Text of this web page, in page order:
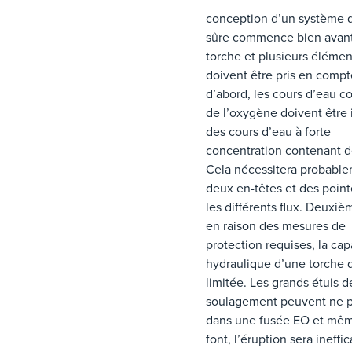
conception d’un système
sûre commence bien
torche et plusieurs
doivent être pris en
d’abord, les cours d’eau
de l’oxygène doivent être
des cours d’eau à forte
concentration contenant
Cela nécessitera
deux en-têtes et des
les différents flux.
en raison des mesures de
protection requises, la
hydraulique d’une torche
limitée. Les grands étuis
soulagement peuvent ne
dans une fusée EO et
font, l’éruption sera